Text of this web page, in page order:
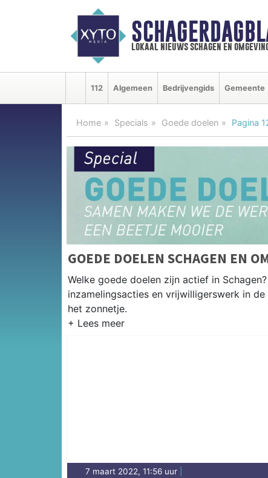
lokaal nieuws schagen en
112 Algemeen Bedrijvengids Gemeente
Home Specials Goede doelen Pagina
GOEDE DOELEN SCHAGEN EN
Welke goede doelen zijn actief in
inzamelingsacties en vrijwilligerswerk in
het zonnetje.
7 maart 2022, 11:56 uur